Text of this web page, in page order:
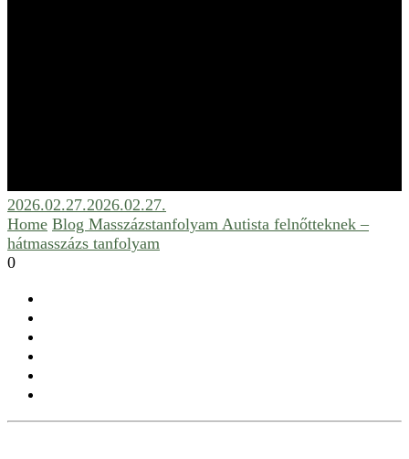
2026.02.27.2026.02.27.
Home Blog Masszázstanfolyam Autista felnőtteknek –
hátmasszázs tanfolyam
0